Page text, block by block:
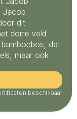
Jacob
dit
dorre veld
dat
maar ook
beschikbaar